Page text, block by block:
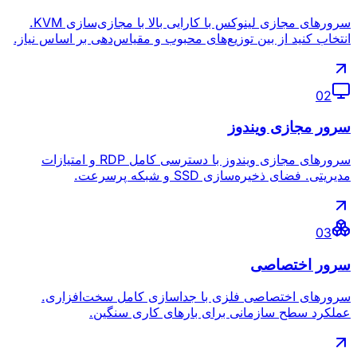
سرورهای مجازی لینوکس با کارایی بالا با مجازی‌سازی KVM.
انتخاب کنید از بین توزیع‌های محبوب و مقیاس‌دهی بر اساس نیاز.
02
سرور مجازی ویندوز
سرورهای مجازی ویندوز با دسترسی کامل RDP و امتیازات
مدیریتی. فضای ذخیره‌سازی SSD و شبکه پرسرعت.
03
سرور اختصاصی
سرورهای اختصاصی فلزی با جداسازی کامل سخت‌افزاری.
عملکرد سطح سازمانی برای بارهای کاری سنگین.